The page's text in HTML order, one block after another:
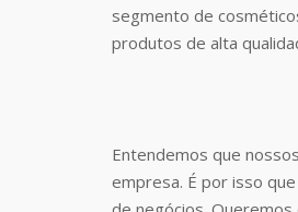
segmento de
produtos de alta
Entendemos que
empresa. É por isso